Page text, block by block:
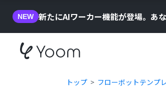
NEW 新たにAIワーカー機能が登場。あ
トップ フローボットテンプ